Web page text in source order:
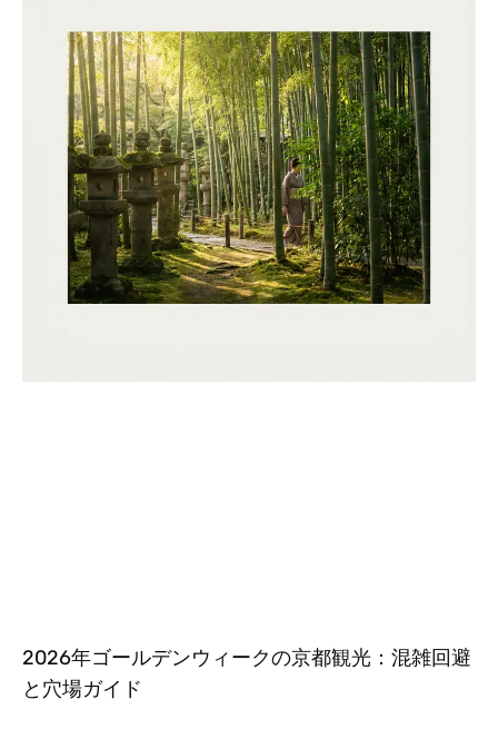
2026年ゴールデンウィークの京都観光：混雑回避
と穴場ガイド